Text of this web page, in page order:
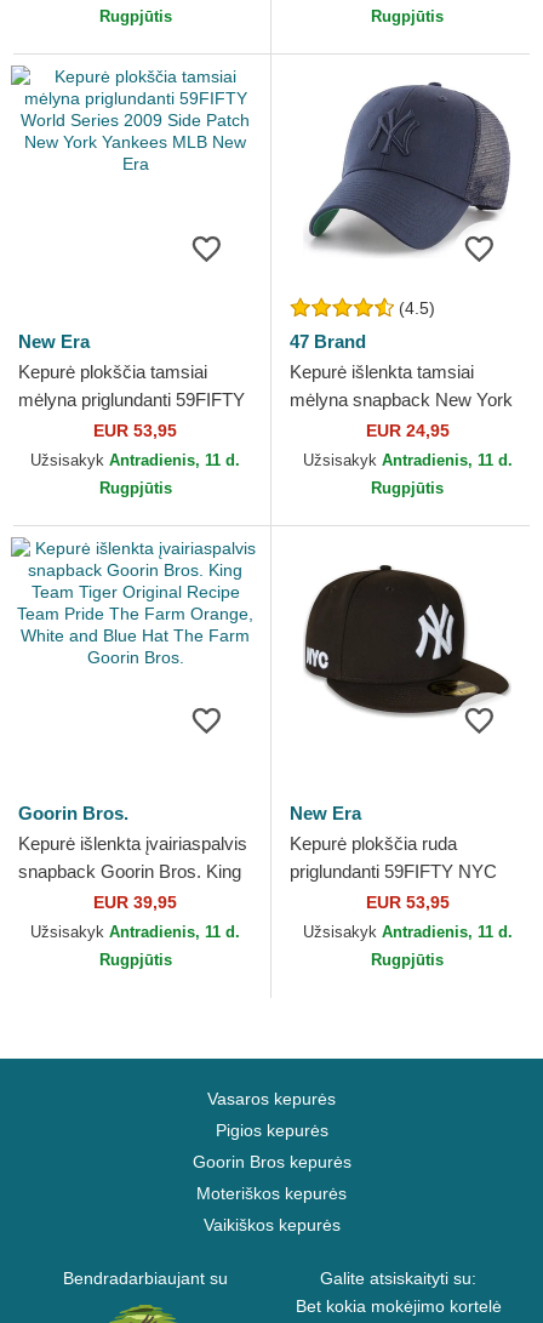
Rugpjūtis
Rugpjūtis
New Era
Kepurė plokščia tamsiai
mėlyna priglundanti 59FIFTY
World Series 2009 Side
Patch New York Yankees...
EUR 53,95
Užsisakyk Antradienis, 11 d.
Rugpjūtis
(4.5)
47 Brand
Kepurė išlenkta tamsiai
mėlyna snapback New York
Yankees MLB 47 Brand
EUR 24,95
Užsisakyk Antradienis, 11 d.
Rugpjūtis
Goorin Bros.
Kepurė išlenkta įvairiaspalvis
snapback Goorin Bros. King
Team Tiger Original Recipe
Team Pride...
EUR 39,95
Užsisakyk Antradienis, 11 d.
Rugpjūtis
New Era
Kepurė plokščia ruda
priglundanti 59FIFTY NYC
Side New York Yankees MLB
New Era
EUR 53,95
Užsisakyk Antradienis, 11 d.
Rugpjūtis
Vasaros kepurės
Pigios kepurės
Goorin Bros kepurės
Moteriškos kepurės
Vaikiškos kepurės
Bendradarbiaujant su
Galite atsiskaityti su:
Bet kokia mokėjimo kortelė